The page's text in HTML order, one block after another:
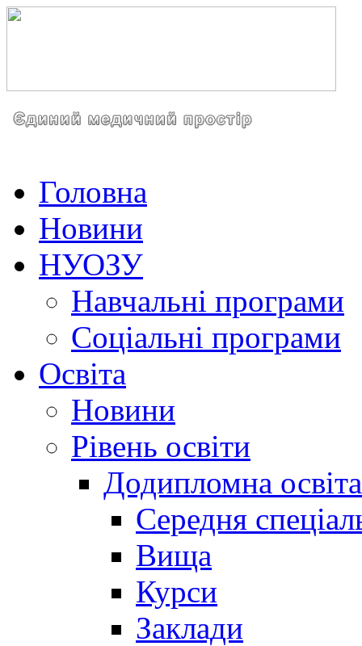
Головна
Новини
НУОЗУ
Навчальні програми
Соціальні програми
Освіта
Новини
Рівень освіти
Додипломна освіта
Середня
Вища
Курси
Заклади